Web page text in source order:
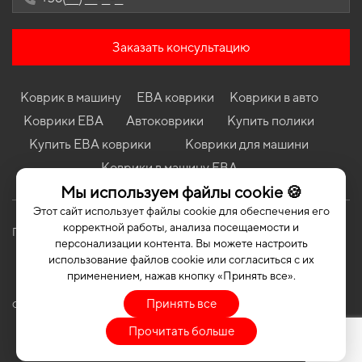
Мы используем файлы cookie 🍪
Этот сайт использует файлы cookie для обеспечения его
корректной работы, анализа посещаемости и
персонализации контента. Вы можете настроить
использование файлов cookie или согласиться с их
применением, нажав кнопку «Принять все».
Принять все
Прочитать больше
Коврики в салон Ford Kuga 2016-2019 II поколение EU
Коврики в салон Citroen C4 Picasso Grand 2013-2018 II
поколение EU Minivan 7-ми местная
USA Sedan
Коврики в салон BMW F30 3-Series 2011-2019 VI поколение USA
Коврики в салон Dodge Charger (LD) 2010-… VII поколение USA
Sedan
Коврики в салон BMW E39 5-Series 1995-2004 IV поколение EU
Sedan
Заказать консультацию
Коврик в машину ЕВА коврики
Коврики в авто
Коврики ЕВА
Автоковрики
Купить полики
Купить ЕВА коврики
Коврики для машини
Коврики в машину ЕВА
Политика конфиденциальности Публичная оферта
COPYRIGHT | EVASOTA © 2026 | ALL RIGHTS RESERVED